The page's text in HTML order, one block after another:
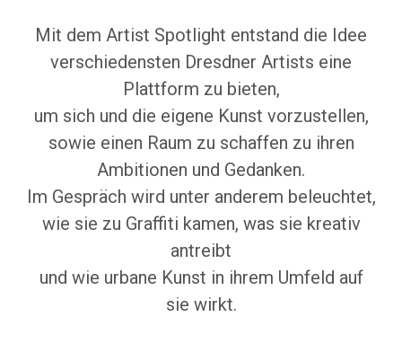
Mit dem Artist Spotlight entstand die Idee
verschiedensten Dresdner Artists eine
Plattform zu bieten,
um sich und die eigene Kunst vorzustellen,
sowie einen Raum zu schaffen zu ihren
Ambitionen und Gedanken.
Im Gespräch wird unter anderem beleuchtet,
wie sie zu Graffiti kamen, was sie kreativ
antreibt
und wie urbane Kunst in ihrem Umfeld auf
sie wirkt.